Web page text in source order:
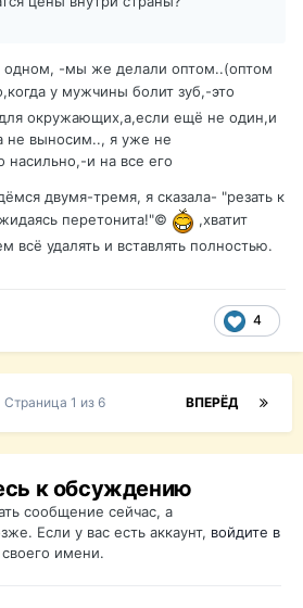
одном, -мы же делали оптом..(оптом
у мужчины болит зуб,-это
окружающих,а,если ещё не один,и
не выносим.., я уже не
насильно,-и на все его
двумя-тремя, я сказала- "резать к
перетонита!"©
,хватит
всё удалять и вставлять полностью.
4
ВПЕРЁД
Страница 1 из 6
к обсуждению
сообщение сейчас, а
Если у вас есть аккаунт, войдите в
имени.